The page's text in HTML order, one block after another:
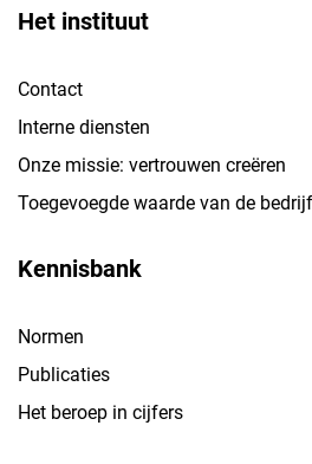
Het instituut
Contact
Interne diensten
Onze missie: vertrouwen creëren
Toegevoegde waarde van de
Kennisbank
Normen
Publicaties
Het beroep in cijfers